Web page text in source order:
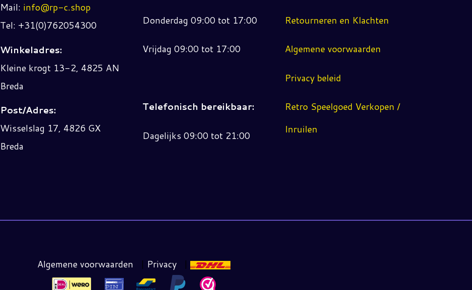
Mail: info@rp-c.shop
Tel: +31(0)762054300
Winkeladres:
Kleine krogt 13-2, 4825 AN
Breda
Post/Adres:
Wisselslag 17, 4826 GX
Breda
Donderdag 09:00 tot 17:00
Vrijdag 09:00 tot 17:00
Telefonisch bereikbaar:
Dagelijks 09:00 tot 21:00
Retourneren en Klachten
Algemene voorwaarden
Privacy beleid
Retro Speelgoed Verkopen /
Inruilen
Algemene voorwaarden | Privacy |